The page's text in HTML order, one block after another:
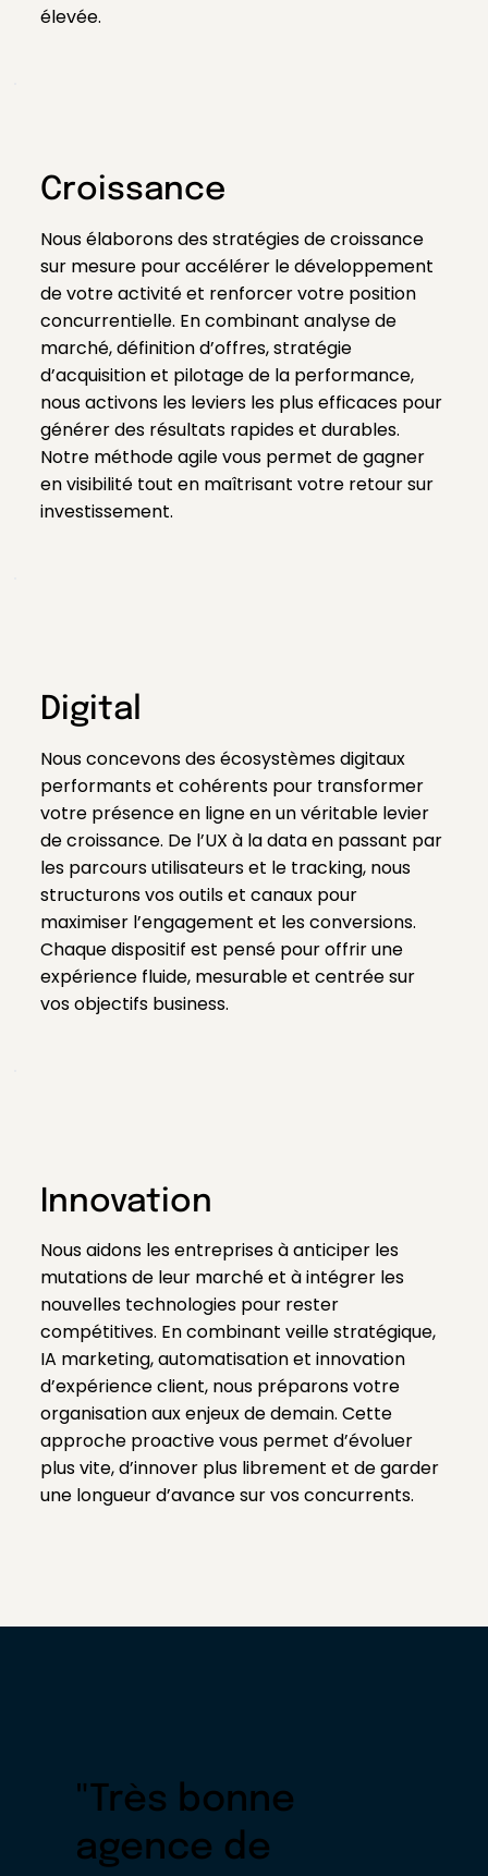
"Très bonne
agence de
élevée.
Croissance
Nous élaborons des stratégies de croissance
sur mesure pour accélérer le développement
de votre activité et renforcer votre position
concurrentielle. En combinant analyse de
marché, définition d’offres, stratégie
d’acquisition et pilotage de la performance,
nous activons les leviers les plus efficaces pour
générer des résultats rapides et durables.
Notre méthode agile vous permet de gagner
en visibilité tout en maîtrisant votre retour sur
investissement.
Digital
Nous concevons des écosystèmes digitaux
performants et cohérents pour transformer
votre présence en ligne en un véritable levier
de croissance. De l’UX à la data en passant par
les parcours utilisateurs et le tracking, nous
structurons vos outils et canaux pour
maximiser l’engagement et les conversions.
Chaque dispositif est pensé pour offrir une
expérience fluide, mesurable et centrée sur
vos objectifs business.
Innovation
Nous aidons les entreprises à anticiper les
mutations de leur marché et à intégrer les
nouvelles technologies pour rester
compétitives. En combinant veille stratégique,
IA marketing, automatisation et innovation
d’expérience client, nous préparons votre
organisation aux enjeux de demain. Cette
approche proactive vous permet d’évoluer
plus vite, d’innover plus librement et de garder
une longueur d’avance sur vos concurrents.